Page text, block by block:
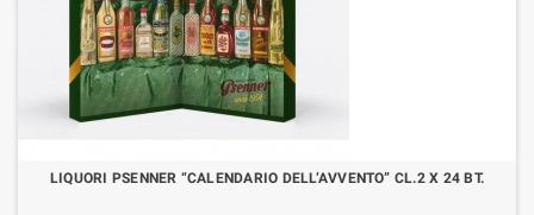
LIQUORI PSENNER “CALENDARIO DELL’AVVENTO” CL.2 X 24 BT.